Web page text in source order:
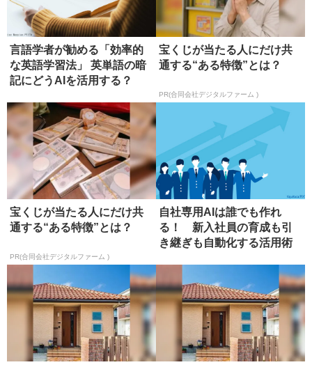
言語学者が勧める「効率的
な英語学習法」 英単語の暗
記にどうAIを活用する？
宝くじが当たる人にだけ共
通する“ある特徴”とは？
PR(合同会社デジタルファーム )
宝くじが当たる人にだけ共
通する“ある特徴”とは？
PR(合同会社デジタルファーム )
自社専用AIは誰でも作れ
る！ 新入社員の育成も引
き継ぎも自動化する活用術